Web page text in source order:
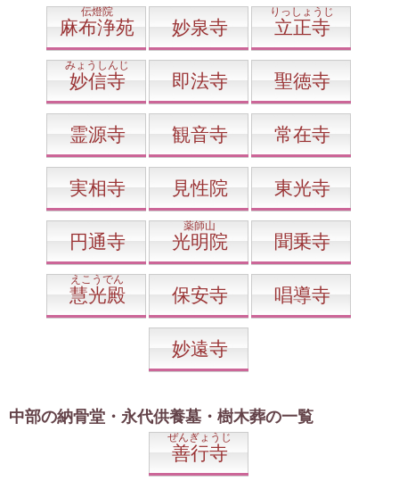
伝燈院
麻布浄苑 妙泉寺
りっしょうじ
立正寺
みょうしんじ
妙信寺 即法寺 聖徳寺
霊源寺 観音寺 常在寺
実相寺 見性院 東光寺
円通寺
薬師山
光明院 聞乗寺
えこうでん
慧光殿 保安寺 唱導寺
妙遠寺
中部の納骨堂・永代供養墓・樹木葬の一覧
ぜんぎょうじ
善行寺